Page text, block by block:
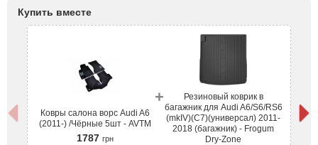
Купить вместе
Ковры салона ворс Audi A6
(2011-) /Чёрные 5шт - AVTM
1787 грн
+
Резиновый коврик в
багажник для Audi A6/S6/RS6
(mkIV)(C7)(универсал) 2011-
2018 (багажник) - Frogum
Dry-Zone